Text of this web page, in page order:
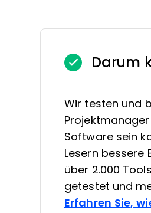
Darum
Wir testen und
Software sein
Lesern bessere
über 2.000
getestet und
Erfahren Sie,